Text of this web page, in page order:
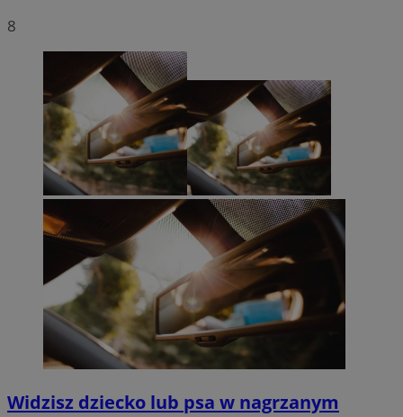
8
Widzisz dziecko lub psa w nagrzanym